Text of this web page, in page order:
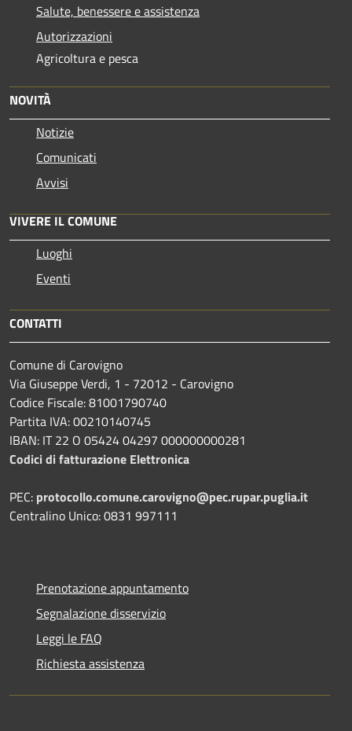
Salute, benessere e assistenza
Autorizzazioni
Agricoltura e pesca
NOVITÀ
Notizie
Comunicati
Avvisi
VIVERE IL COMUNE
Luoghi
Eventi
CONTATTI
Comune di Carovigno
Via Giuseppe Verdi, 1 - 72012 - Carovigno
Codice Fiscale: 81001790740
Partita IVA: 00210140745
IBAN: IT 22 O 05424 04297 000000000281
Codici di fatturazione Elettronica
PEC: protocollo.comune.carovigno@pec.rupar.puglia.it
Centralino Unico: 0831 997111
Prenotazione appuntamento
Segnalazione disservizio
Leggi le FAQ
Richiesta assistenza